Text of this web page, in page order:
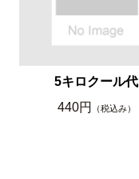
5キロクール代
440円
（税込み）